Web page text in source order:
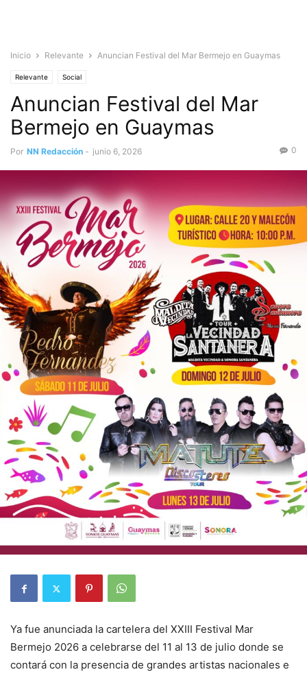
Inicio Relevante Anuncian Festival del Mar Bermejo en Guaymas
Relevante Social
Anuncian Festival del Mar
Bermejo en Guaymas
Por NN Redacción - junio 6, 2026 0
Ya fue anunciada la cartelera del XXIII Festival Mar
Bermejo 2026 a celebrarse del 11 al 13 de julio donde se
contará con la presencia de grandes artistas nacionales e